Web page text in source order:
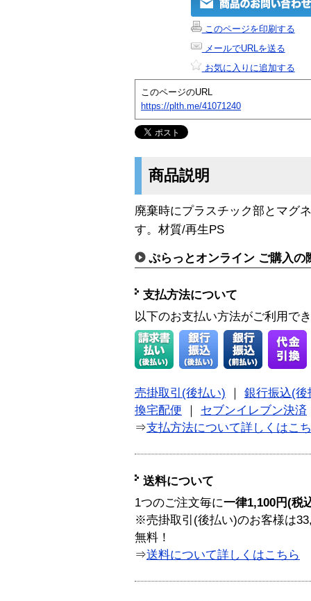
このページを印刷する
メールでURLを送る
お気に入りに追加する
このページのURL
https://plth.me/41071240
商品説明
廃棄時にプラスチック部とマグ
す。材質/再生PS
ぷらっとオンライン ご購入の
支払方法について
以下のお支払い方法がご利用で
売掛取引(後払い)
銀行振込(後
換宅配便
セブンイレブン決済
⇒支払方法について詳しくはこ
送料について
1つのご注文毎に一律1,100円(税
※売掛取引(後払い)のお客様は
無料！
⇒送料について詳しくはこちら